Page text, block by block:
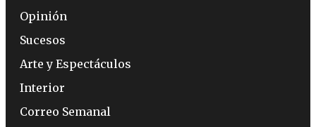
Opinión
Sucesos
Arte y Espectáculos
Interior
Correo Semanal